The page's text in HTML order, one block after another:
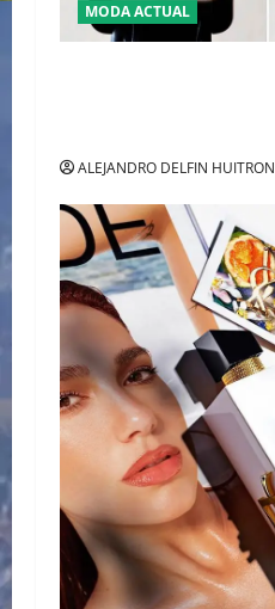
MODA ACTUAL
ALEJANDRO DELFIN HUITRON